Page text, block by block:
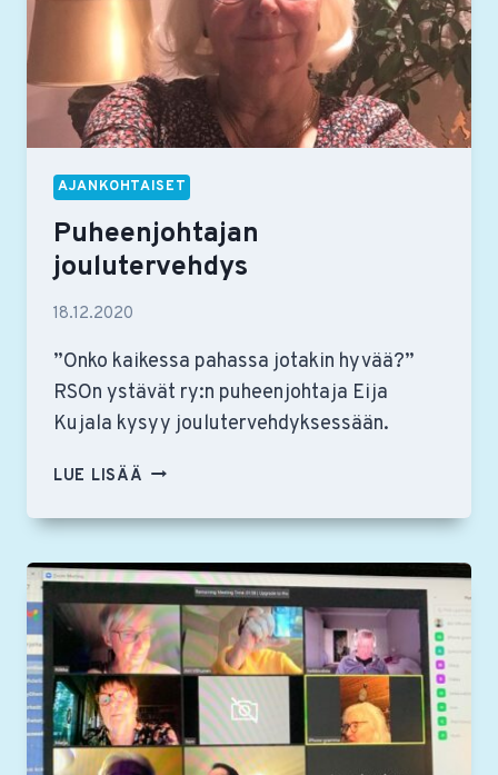
AJANKOHTAISET
Puheenjohtajan
joulutervehdys
18.12.2020
”Onko kaikessa pahassa jotakin hyvää?”
RSOn ystävät ry:n puheenjohtaja Eija
Kujala kysyy joulutervehdyksessään.
LUE LISÄÄ PUHEENJOHTAJAN